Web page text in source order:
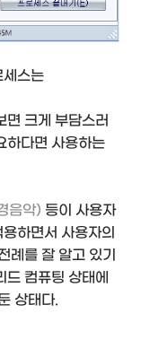
세스는
면 크게 부담스러
하다면 사용하는
음악) 등이 사용자
하면서 사용자의
례를 잘 알고 있기
컴퓨팅 상태에
상태다.